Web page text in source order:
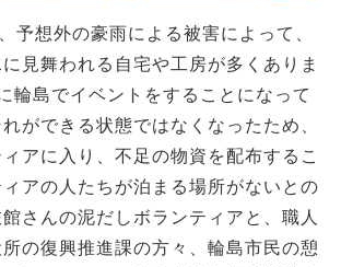
予想外の豪雨による被害によって、
見舞われる自宅や工房が多くありま
輪島でイベントをすることになって
ができる状態ではなくなったため、
アに入り、不足の物資を配布するこ
アの人たちが泊まる場所がないとの
さんの泥だしボランティアと、職人
の復興推進課の方々、輪島市民の憩